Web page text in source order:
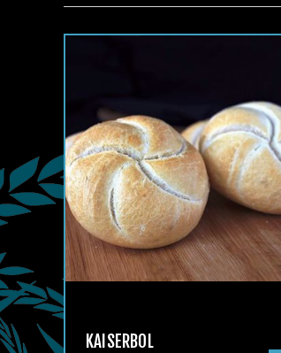
KAISERBOL